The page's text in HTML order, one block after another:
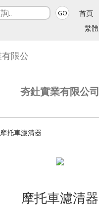
GO
首頁
繁體
夯釷實業有限公司
摩托車濾清器
摩托車濾清器